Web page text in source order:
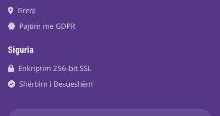
Greqi
Pajtim me GDPR
Siguria
Enkriptim 256-bit SSL
Shërbim i Besueshëm